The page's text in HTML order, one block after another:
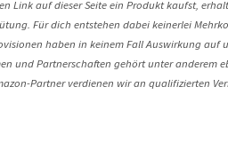
Link auf dieser Seite ein Produkt kaufst,
Für dich entstehen dabei keinerlei
haben in keinem Fall Auswirkung auf
und Partnerschaften gehört unter anderem
Partner verdienen wir an qualifizierten